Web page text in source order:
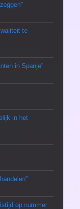
te
in Spanje”
in het
op nummer